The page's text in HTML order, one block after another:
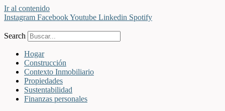
Ir al contenido
Instagram FacebookYoutube Linkedin Spotify
Search
Hogar
Construcción
Contexto Inmobiliario
Propiedades
Sustentabilidad
Finanzas personales